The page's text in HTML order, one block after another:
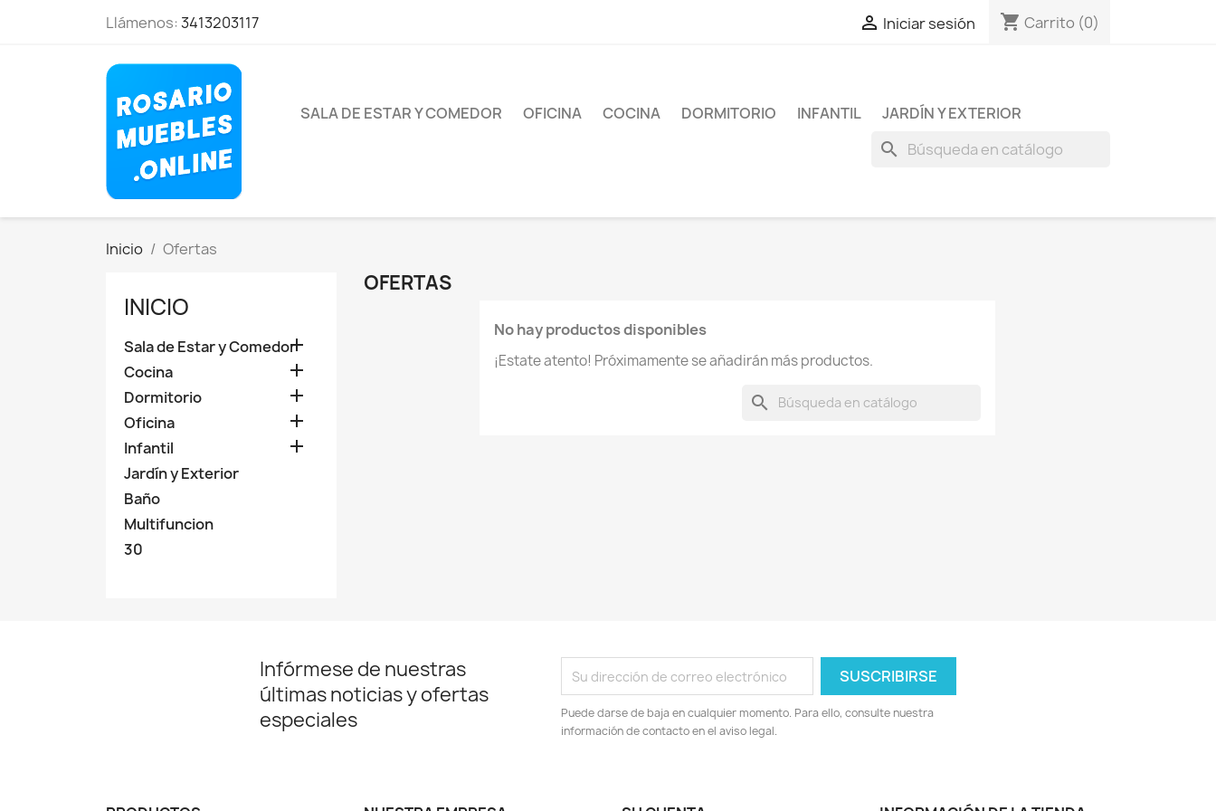
Llámenos:3413203117  Iniciar sesión shopping_cart Carrito (0)
SALA DE ESTAR Y COMEDOR OFICINA COCINA DORMITORIO INFANTIL JARDÍN Y EXTERIOR
search
Inicio Ofertas
INICIO
Sala de Estar y Comedor
Cocina 
Dormitorio 
Oficina 
Infantil 
Jardín y Exterior
Baño
Multifuncion
30
OFERTAS
No hay productos disponibles
¡Estate atento! Próximamente se añadirán más productos.
search
Infórmese de nuestras
últimas noticias y ofertas
especiales
Puede darse de baja en cualquier momento. Para ello, consulte nuestra
información de contacto en el aviso legal.